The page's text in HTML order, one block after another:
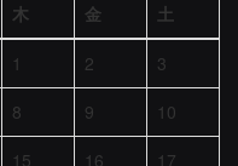
木 金 土
1 2
3
8 9
10
15 16
17